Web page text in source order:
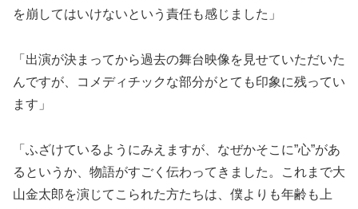
を崩してはいけないという責任も感じました」
「出演が決まってから過去の舞台映像を見せていただいた
んですが、コメディチックな部分がとても印象に残ってい
ます」
「ふざけているようにみえますが、なぜかそこに”心”があ
るというか、物語がすごく伝わってきました。これまで大
山金太郎を演じてこられた方たちは、僕よりも年齢も上